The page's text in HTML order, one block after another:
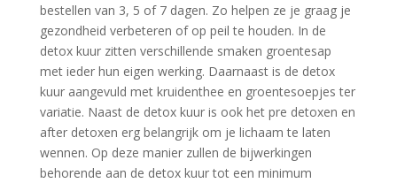
bestellen van 3, 5 of 7 dagen. Zo helpen ze je graag je
gezondheid verbeteren of op peil te houden. In de
detox kuur zitten verschillende smaken groentesap
met ieder hun eigen werking. Daarnaast is de detox
kuur aangevuld met kruidenthee en groentesoepjes ter
variatie. Naast de detox kuur is ook het pre detoxen en
after detoxen erg belangrijk om je lichaam te laten
wennen. Op deze manier zullen de bijwerkingen
behorende aan de detox kuur tot een minimum